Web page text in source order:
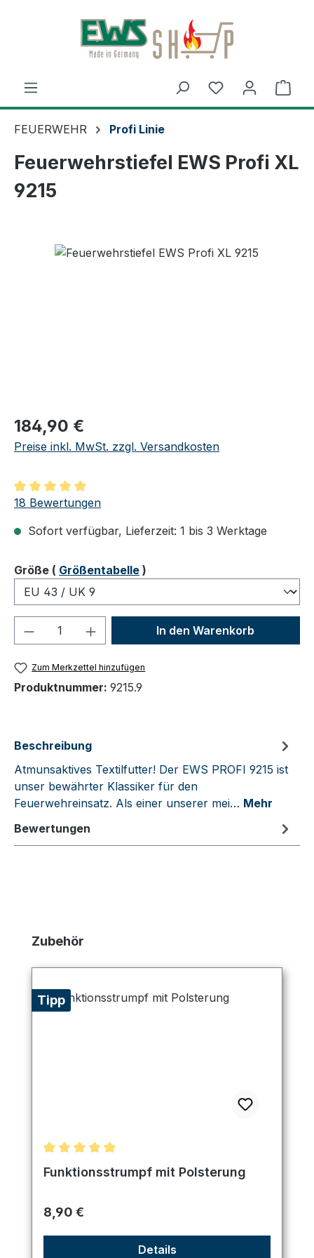
Zum Hauptinhalt springen
FEUERWEHR Profi Linie
Feuerwehrstiefel EWS Profi XL
9215
Regulärer Preis:
184,90 €
Preise inkl. MwSt. zzgl. Versandkosten
Durchschnittliche Bewertung von 5 von 5 Sternen
18 Bewertungen
Sofort verfügbar, Lieferzeit: 1 bis 3 Werktage
Größeauswählen
( Größentabelle )
Produkt Anzahl: Gib denIn den Warenkorb
Zum Merkzettel hinzufügen
Produktnummer: 9215.9
Beschreibung
Atmunsaktives Textilfutter! Der EWS PROFI 9215 ist
unser bewährter Klassiker für den
Feuerwehreinsatz. Als einer unserer mei… Mehr
Bewertungen
Produktgalerie überspringen
Zubehör
Tipp
Durchschnittliche Bewertung von 5 von 5 Sternen
Funktionsstrumpf mit Polsterung
Regulärer Preis:
8,90 €
Details